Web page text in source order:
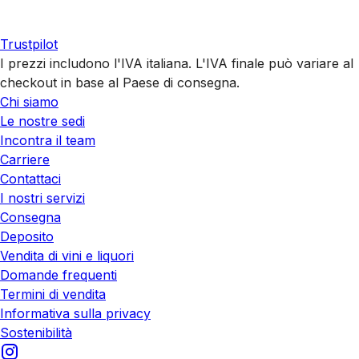
Trustpilot
I prezzi includono l'IVA italiana. L'IVA finale può variare al
checkout in base al Paese di consegna.
Chi siamo
Le nostre sedi
Incontra il team
Carriere
Contattaci
I nostri servizi
Consegna
Deposito
Vendita di vini e liquori
Domande frequenti
Termini di vendita
Informativa sulla privacy
Sostenibilità